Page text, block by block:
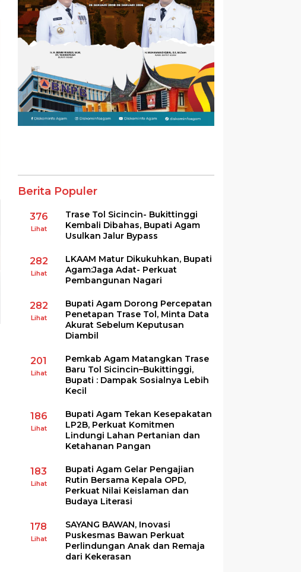
Berita Populer
376
Lihat
Trase Tol Sicincin- Bukittinggi
Kembali Dibahas, Bupati Agam
Usulkan Jalur Bypass
282
Lihat
LKAAM Matur Dikukuhkan, Bupati
Agam:Jaga Adat- Perkuat
Pembangunan Nagari
282
Lihat
Bupati Agam Dorong Percepatan
Penetapan Trase Tol, Minta Data
Akurat Sebelum Keputusan
Diambil
201
Lihat
Pemkab Agam Matangkan Trase
Baru Tol Sicincin–Bukittinggi,
Bupati : Dampak Sosialnya Lebih
Kecil
186
Lihat
Bupati Agam Tekan Kesepakatan
LP2B, Perkuat Komitmen
Lindungi Lahan Pertanian dan
Ketahanan Pangan
183
Lihat
Bupati Agam Gelar Pengajian
Rutin Bersama Kepala OPD,
Perkuat Nilai Keislaman dan
Budaya Literasi
178
Lihat
SAYANG BAWAN, Inovasi
Puskesmas Bawan Perkuat
Perlindungan Anak dan Remaja
dari Kekerasan